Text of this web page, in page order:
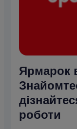
Ярмарок
роботи